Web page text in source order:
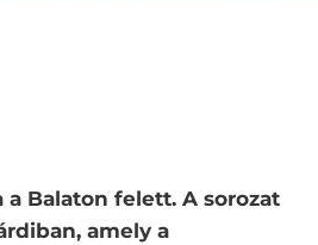
Balaton felett. A sorozat
amely a